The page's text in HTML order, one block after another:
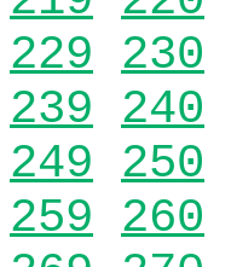
229 230
239 240
249 250
259 260